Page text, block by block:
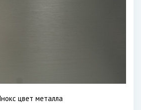
цвет металла